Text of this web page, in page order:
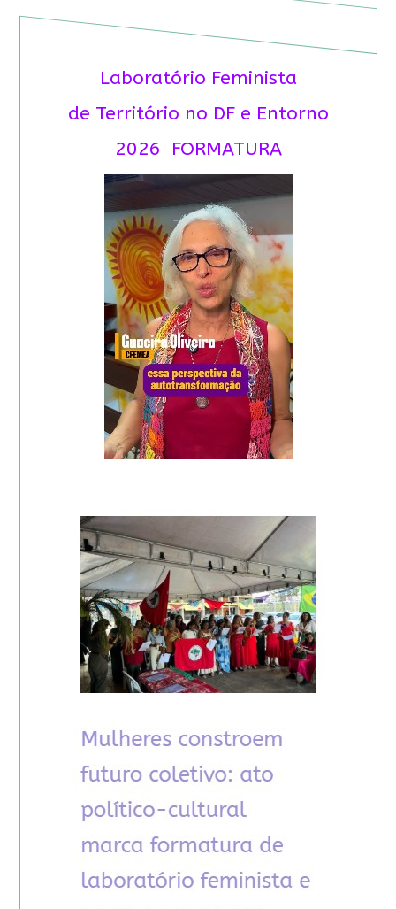
Laboratório Feminista
de Território no DF e Entorno
2026 FORMATURA